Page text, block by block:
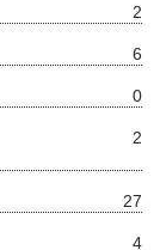
2
6
0
2
27
4